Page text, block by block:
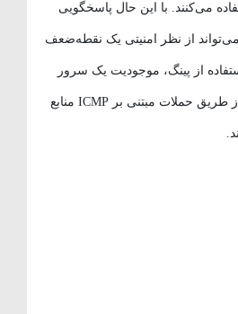
می‌کنند. با این حال پاسخگویی
از نظر امنیتی یک نقطه‌ضعف
از پینگ، موجودیت یک سرور
را شناسایی می‌کنند یا از طریق حملات مبتنی بر ICMP منابع